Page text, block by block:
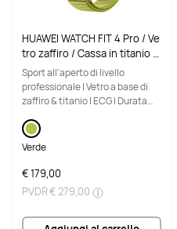
HUAWEI WATCH FIT 4 Pro / Ve
tro zaffiro / Cassa in titanio e
cinturino verde / Fino a 10 gi
orni di autonomia e compatib
ile con iOS e Android
Sport all'aperto di livello
professionale | Vetro a base di
zaffiro & titanio | ECG | Durata
Verde
€ 179,00
PVDR€ 279,00